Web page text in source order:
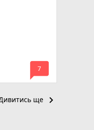
mode_comment
7
ще keyboard_arrow_right